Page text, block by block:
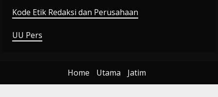
Kode Etik Redaksi dan Perusahaan
UU Pers
Home Utama Jatim